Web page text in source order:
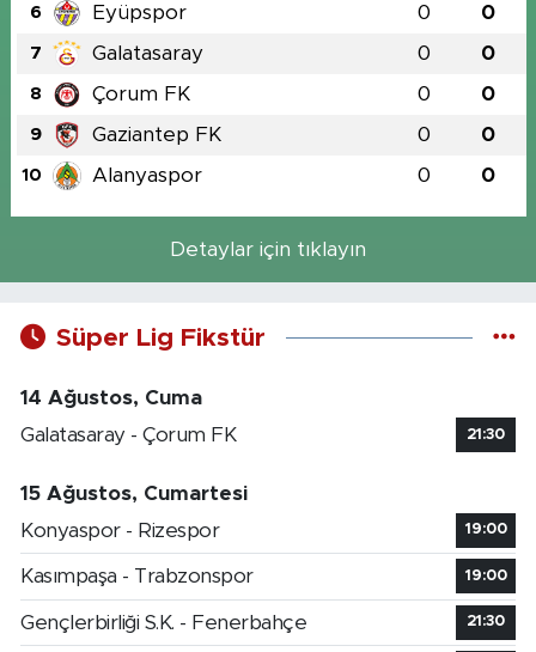
6 Eyüpspor 0 0
7 Galatasaray 0 0
8 Çorum FK 0 0
9 Gaziantep FK 0 0
10 Alanyaspor 0 0
Detaylar için tıklayın
Süper Lig Fikstür
14 Ağustos, Cuma
Galatasaray - Çorum FK
21:30
15 Ağustos, Cumartesi
Konyaspor - Rizespor
19:00
Kasımpaşa - Trabzonspor 19:00
Gençlerbirliği S.K. - Fenerbahçe 21:30